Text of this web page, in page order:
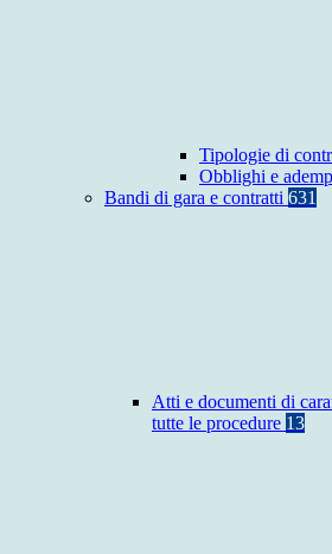
Tipologie di
Obblighi e
Bandi di gara e contratti 631
Atti e documenti di
tutte le procedure 13